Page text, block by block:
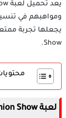
ومواهبهم في
Show.
لعبة Fashion Show مهكرة